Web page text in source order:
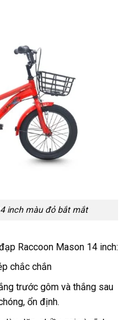
inch màu đỏ bắt mắt
Raccoon Mason 14 inch:
chắc chắn
trước gôm và thắng sau
ổn định.